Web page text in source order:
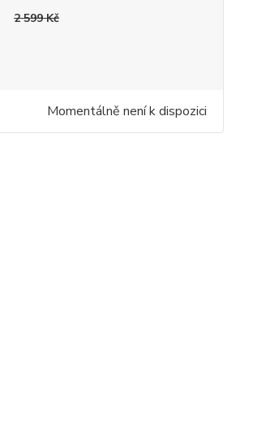
2 599 Kč
Momentálně není k dispozici